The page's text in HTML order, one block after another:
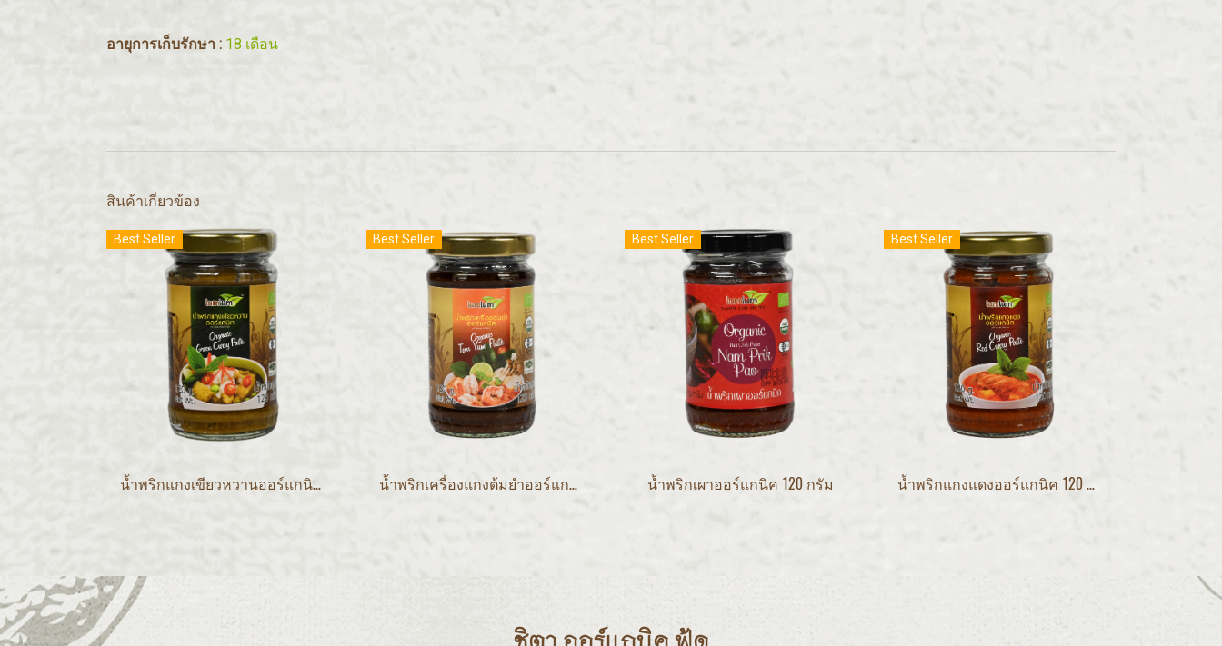
อายุการเก็บรักษา : 18 เดือน
สินค้าเกี่ยวข้อง
Best Seller
น้ำพริกแกงเขียวหวานออร์แกนิค 120 กรัม
Best Seller
น้ำพริกเครื่องแกงต้มยำออร์แกนิค 120 กรัม
Best Seller
น้ำพริกเผาออร์แกนิค 120 กรัม
Best Seller
น้ำพริกแกงแดงออร์แกนิค 120 กรัม